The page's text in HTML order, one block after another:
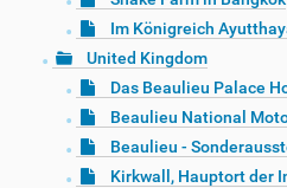
Im Königreich
United Kingdom
Das Beaulieu Palace
Beaulieu National
Beaulieu -
Kirkwall, Hauptort der